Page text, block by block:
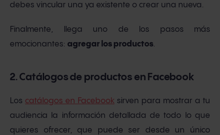
debes vincular una ya existente o crear una nueva.
Finalmente, llega uno de los pasos más
emocionantes: agregar los productos.
2. Catálogos de productos en Facebook
Los catálogos en Facebook sirven para mostrar a tu
audiencia la información detallada de todo lo que
quieres ofrecer, que puede ser desde un único